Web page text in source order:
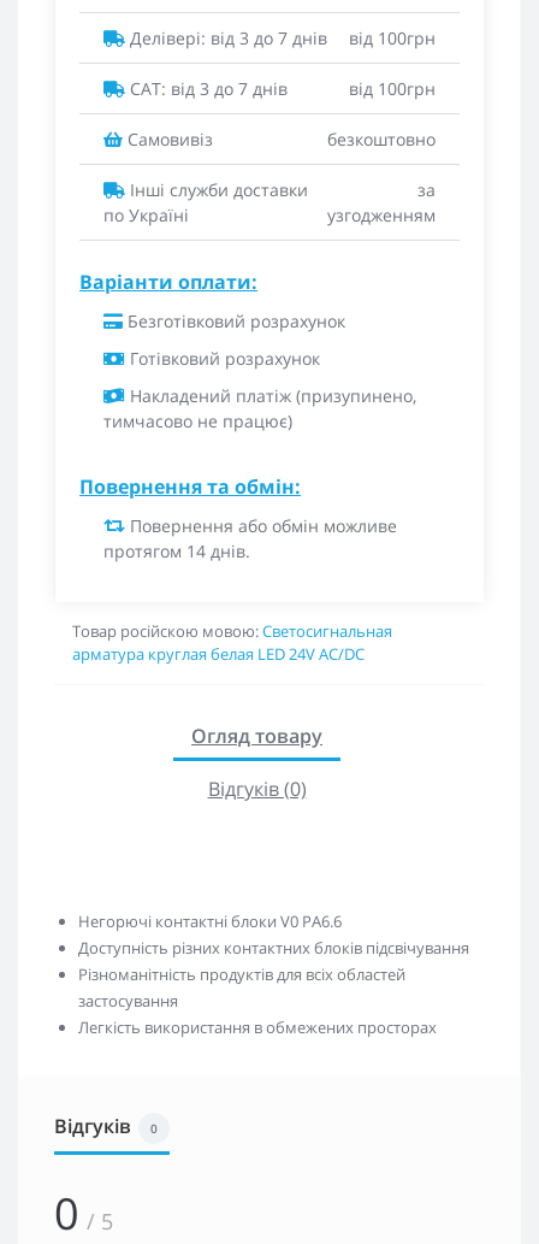
Делівері: від 3 до 7 днів від 100грн
САТ: від 3 до 7 днів від 100грн
Самовивіз безкоштовно
Інші служби доставки
по Україні
за
узгодженням
Варіанти оплати:
Безготівковий розрахунок
Готівковий розрахунок
Накладений платіж (призупинено,
тимчасово не працює)
Повернення та обмін:
Повернення або обмін можливе
протягом 14 днів.
Товар російскою мовою:Светосигнальная
арматура круглая белая LED 24V AC/DC
Огляд товару
Відгуків (0)
Негорючі контактні блоки V0 PA6.6
Доступність різних контактних блоків підсвічування
Різноманітність продуктів для всіх областей
застосування
Легкість використання в обмежених просторах
Відгуків 0
0 / 5